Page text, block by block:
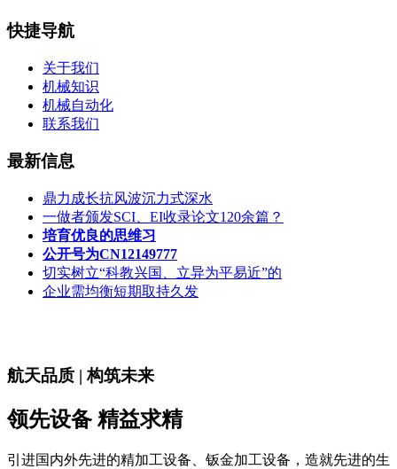
快捷导航
关于我们
机械知识
机械自动化
联系我们
最新信息
鼎力成长抗风波沉力式深水
一做者颁发SCI、EI收录论文120余篇？
培育优良的思维习
公开号为CN12149777
切实树立“科教兴国、立异为平易近”的
企业需均衡短期取持久发
航天品质 | 构筑未来
领先设备 精益求精
引进国内外先进的精加工设备、钣金加工设备，造就先进的生